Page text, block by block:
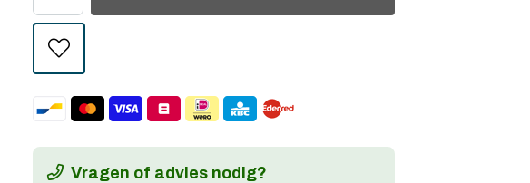
Vragen of advies nodig?